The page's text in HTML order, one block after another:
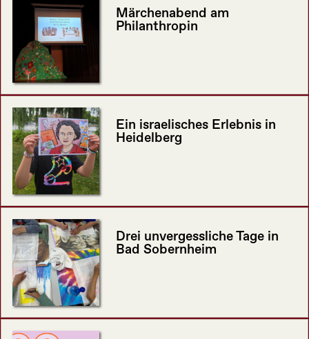
Märchenabend am
Philanthropin
Ein israelisches Erlebnis in
Heidelberg
Drei unvergessliche Tage in
Bad Sobernheim